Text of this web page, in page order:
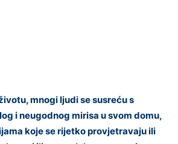
mnogi ljudi se susreću s
i neugodnog mirisa u svom domu,
koje se rijetko provjetravaju ili